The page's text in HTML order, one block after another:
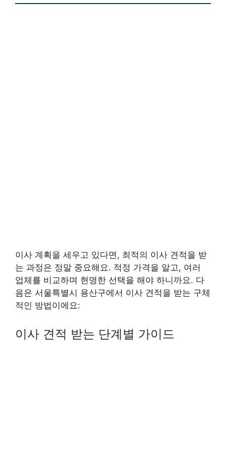
이사 계획을 세우고 있다면, 최적의 이사 견적을 받
는 과정은 정말 중요해요. 적정 가격을 알고, 여러
업체를 비교하며 현명한 선택을 해야 하니까요. 다
음은 서울특별시 용산구에서 이사 견적을 받는 구체
적인 방법이에요:
이사 견적 받는 단계별 가이드